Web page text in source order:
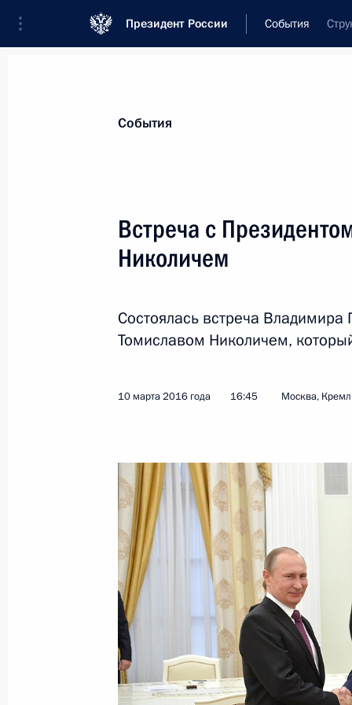
Президент России События
Новости
Единый день приёмки военной
11 марта 2016 года, 15:30
15 марта Владимир Путин
Мухаммедом VI
11 марта 2016 года, 15:00
Встреча с главой МИД Китая Ван И
11 марта 2016 года, 14:00 Москва, Кремль
Совещание по экономическим
События
Встреча с
Николичем
Состоялась встреча
Томиславом Николичем,
10 марта 2016 года 16:45 Москва,